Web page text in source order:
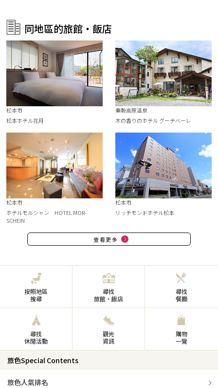
同地區的旅館・飯店
松本市
松本ホテル花月
乗鞍高原溫泉
木の香りのホテル グーテベーレ
松本市
ホテルモルシャン HOTEL MOR-
SCHEIN
松本市
リッチモンドホテル松本
查看更多
按照地區
搜尋
尋找
旅館・飯店
尋找
餐廳
尋找
休閒活動
觀光
資訊
購物
一覽
旅色Special Contents
旅色人氣排名